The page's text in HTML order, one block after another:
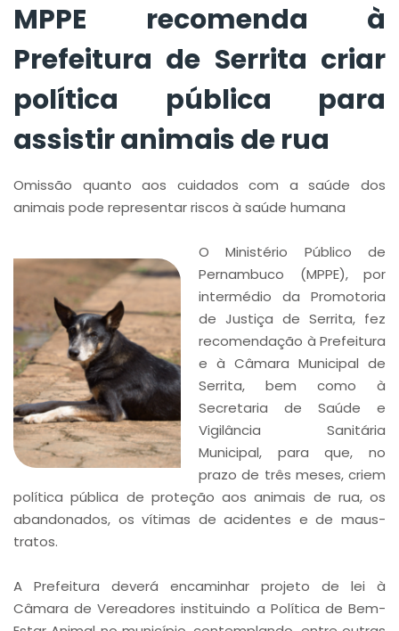
MPPE recomenda à
Prefeitura de Serrita criar
política pública para
assistir animais de rua
Omissão quanto aos cuidados com a saúde dos
animais pode representar riscos à saúde humana
O Ministério Público de
Pernambuco (MPPE), por
intermédio da Promotoria
de Justiça de Serrita, fez
recomendação à Prefeitura
e à Câmara Municipal de
Serrita, bem como à
Secretaria de Saúde e
Vigilância Sanitária
Municipal, para que, no
prazo de três meses, criem
política pública de proteção aos animais de rua, os
abandonados, os vítimas de acidentes e de maus-
tratos.
A Prefeitura deverá encaminhar projeto de lei à
Câmara de Vereadores instituindo a Política de Bem-